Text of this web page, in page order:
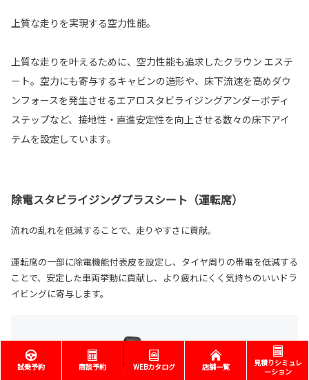
上質な走りを実現する空力性能。
上質な走りを叶えるために、空力性能も追求したクラウン エステ
ート。空力にも寄与するキャビンの造形や、床下流速を高めダウ
ンフォースを発生させるエアロスタビライジングアンダーボディ
ステップなど、接地性・直進安定性を向上させる数々の床下アイ
テムを設定しています。
除電スタビライジングプラスシート（運転席）
流れの乱れを低減することで、走りやすさに貢献。
運転席の一部に除電機能付表皮を設定し、タイヤ周りの帯電を低減する
ことで、安定した車両挙動に貢献し、より疲れにくく気持ちのいいドラ
イビングに寄与します。
試乗予約 商談予約 WEBカタログ 店舗一覧
見積りシミュレ
ーション